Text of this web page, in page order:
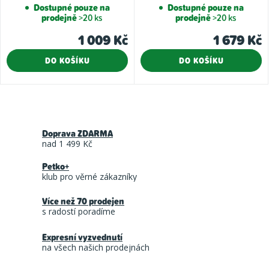
Dostupné pouze na
prodejně>20 ks
1 009 Kč
DO KOŠÍKU
Dostupné pouze na
prodejně>20 ks
1 679 Kč
DO KOŠÍKU
d
p
r
Doprava ZDARMA
nad 1 499 Kč
Petko+
klub pro věrné zákazníky
Více než 70 prodejen
s radostí poradíme
Expresní vyzvednutí
na všech našich prodejnách